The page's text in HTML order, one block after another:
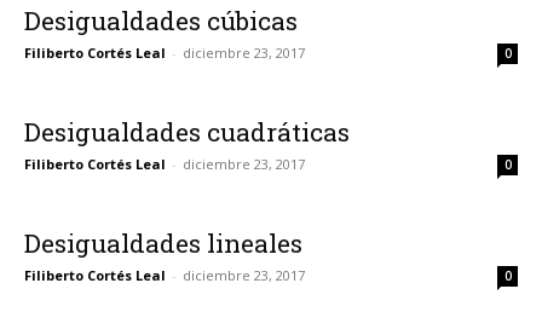
Desigualdades cúbicas
Filiberto Cortés Leal - diciembre 23, 2017 0
Desigualdades cuadráticas
Filiberto Cortés Leal - diciembre 23, 2017 0
Desigualdades lineales
Filiberto Cortés Leal - diciembre 23, 2017 0